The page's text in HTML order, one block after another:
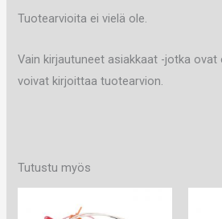
Tuotearvioita ei vielä ole.
Vain kirjautuneet asiakkaat -jotka
voivat kirjoittaa tuotearvion.
Tutustu myös